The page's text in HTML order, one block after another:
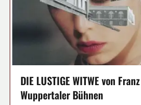
DIE LUSTIGE WITWE von
Wuppertaler Bühnen